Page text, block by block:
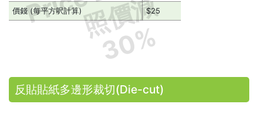
照價減
30%
價錢 (每平方呎計算) $25
反貼貼紙多邊形裁切(Die-cut)